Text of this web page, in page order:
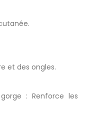
et des ongles.
: Renforce les